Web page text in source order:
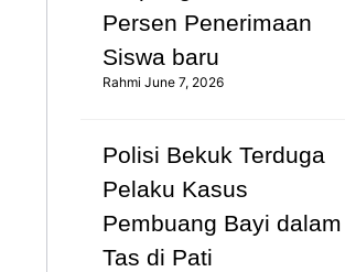
Persen Penerimaan
Siswa baru
RahmiJune 7, 2026
Polisi Bekuk Terduga
Pelaku Kasus
Pembuang Bayi dalam
Tas di Pati